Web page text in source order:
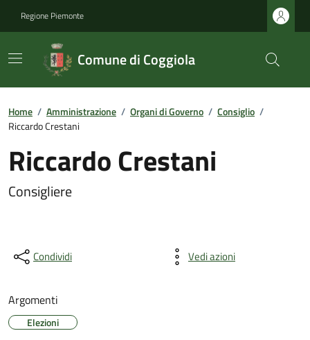
Regione Piemonte
Comune di Coggiola
Home / Amministrazione / Organi di Governo / Consiglio /
Riccardo Crestani
Riccardo Crestani
Consigliere
Condividi Vedi azioni
Argomenti
Elezioni